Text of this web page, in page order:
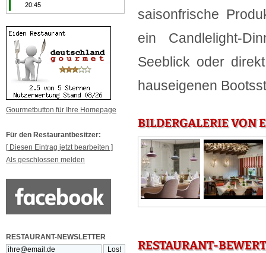
20:45
Gourmetbutton für Ihre Homepage
Für den Restaurantbesitzer:
[ Diesen Eintrag jetzt bearbeiten ]
Als geschlossen melden
RESTAURANT-NEWSLETTER
saisonfrische
ein Candlelight-
Seeblick oder
hauseigenen
BILDERGALERIE VON
RESTAURANT-